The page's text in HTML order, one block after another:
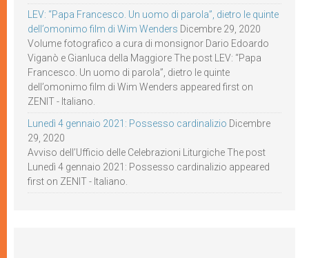
LEV: “Papa Francesco. Un uomo di parola”, dietro le quinte
dell’omonimo film di Wim Wenders Dicembre 29, 2020
Volume fotografico a cura di monsignor Dario Edoardo
Viganò e Gianluca della Maggiore The post LEV: “Papa
Francesco. Un uomo di parola”, dietro le quinte
dell’omonimo film di Wim Wenders appeared first on
ZENIT - Italiano.
Lunedì 4 gennaio 2021: Possesso cardinalizio Dicembre
29, 2020
Avviso dell’Ufficio delle Celebrazioni Liturgiche The post
Lunedì 4 gennaio 2021: Possesso cardinalizio appeared
first on ZENIT - Italiano.